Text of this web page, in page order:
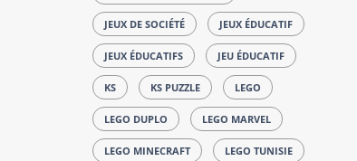
JEUX DE SOCIÉTÉ JEUX ÉDUCATIF
JEUX ÉDUCATIFS JEU ÉDUCATIF
KS KS PUZZLE LEGO
LEGO DUPLO LEGO MARVEL
LEGO MINECRAFT LEGO TUNISIE